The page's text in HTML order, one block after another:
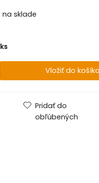
na sklade
ks
Pridať do
obľúbených